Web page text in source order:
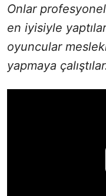
Onlar
en iyisiyle
oyuncular
yapmaya